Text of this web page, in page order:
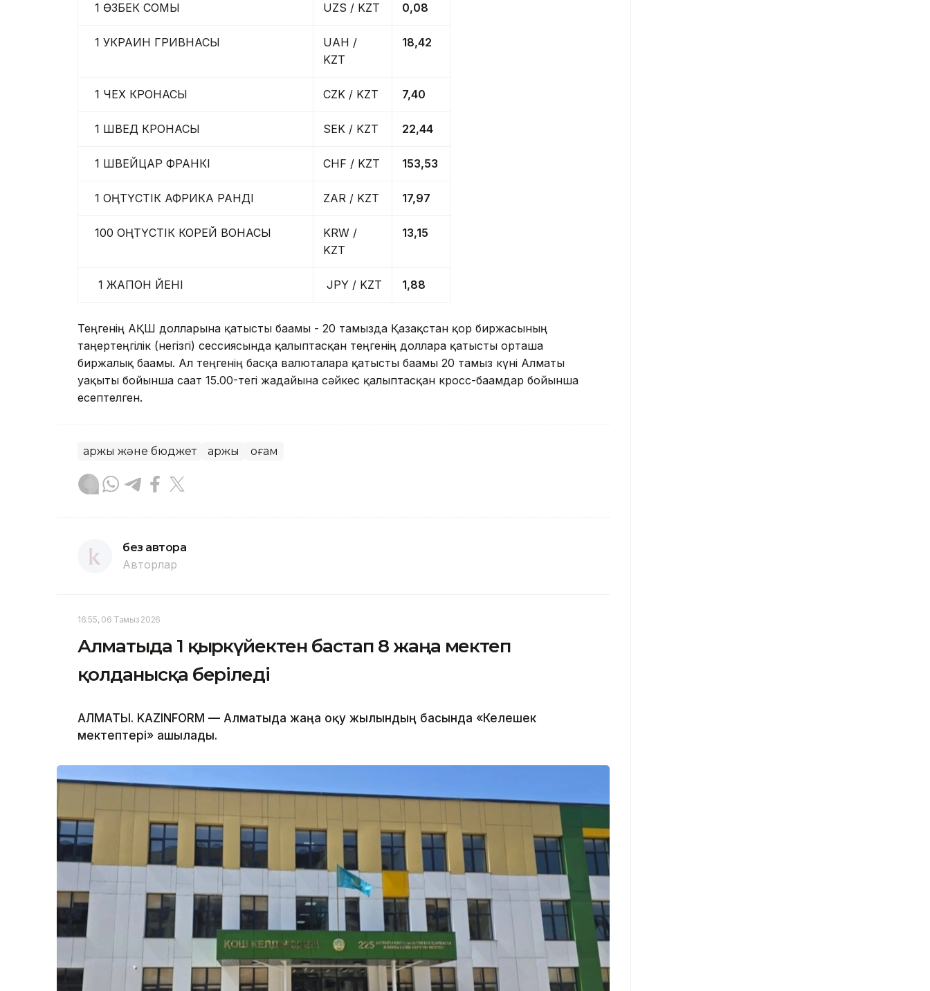
1 ӨЗБЕК СОМЫ UZS / KZT 0,08
1 УКРАИН ГРИВНАСЫ
UAH /
KZT
18,42
1 ЧЕХ КРОНАСЫ CZK / KZT 7,40
1 ШВЕД КРОНАСЫ SEK / KZT 22,44
1 ШВЕЙЦАР ФРАНКІ CHF / KZT 153,53
1 ОҢТҮСТІК АФРИКА РАНДІ ZAR / KZT 17,97
100 ОҢТҮСТІК КОРЕЙ ВОНАСЫ
KRW /
KZT
13,15
1 ЖАПОН ЙЕНІ JPY / KZT 1,88
Теңгенің АҚШ долларына қатысты бағамы - 20 тамызда Қазақстан қор биржасының
таңертеңгілік (негізгі) сессиясында қалыптасқан теңгенің долларға қатысты орташа
биржалық бағамы. Ал теңгенің басқа валюталарға қатысты бағамы 20 тамыз күні Алматы
уақыты бойынша сағат 15.00-тегі жағдайына сәйкес қалыптасқан кросс-бағамдар бойынша
есептелген.
Қаржы және бюджет Қаржы Қоғам
без автора
Авторлар
16:55, 06 Тамыз 2026
Алматыда 1 қыркүйектен бастап 8 жаңа мектеп
қолданысқа беріледі
АЛМАТЫ. KAZINFORM — Алматыда жаңа оқу жылындың басында «Келешек
мектептері» ашылады.